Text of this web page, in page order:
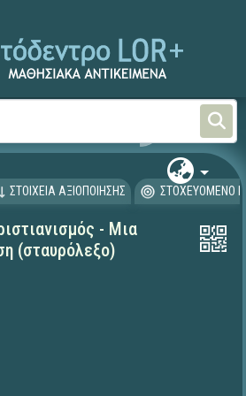
ΣΤΟΙΧΕΙΑ ΑΞΙΟΠΟΙΗΣΗΣ ΣΤΟΧΕΥΟΜΕΝΟ
- Μια
(σταυρόλεξο)